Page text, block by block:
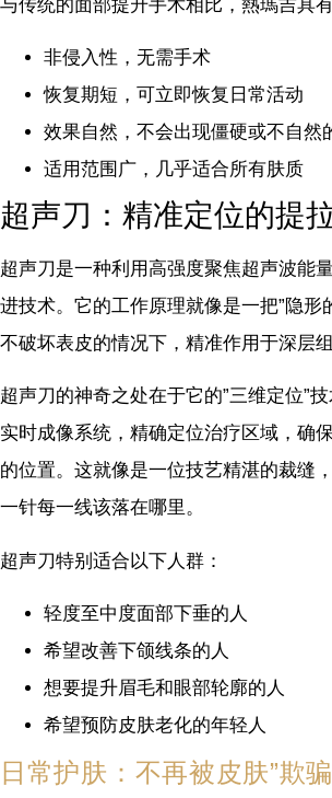
与传统的面部提升手术相比，熱瑪吉具
非侵入性，无需手术
恢复期短，可立即恢复日常活动
效果自然，不会出现僵硬或不自然
适用范围广，几乎适合所有肤质
超声刀：精准定位的提
超声刀是一种利用高强度聚焦超声波能
进技术。它的工作原理就像是一把”隐形
不破坏表皮的情况下，精准作用于深层组
超声刀的神奇之处在于它的”三维定位”
实时成像系统，精确定位治疗区域，确
的位置。这就像是一位技艺精湛的裁缝
一针每一线该落在哪里。
超声刀特别适合以下人群：
轻度至中度面部下垂的人
希望改善下颌线条的人
想要提升眉毛和眼部轮廓的人
希望预防皮肤老化的年轻人
日常护肤：不再被皮肤”欺骗